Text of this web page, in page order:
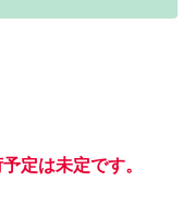
定は未定です。